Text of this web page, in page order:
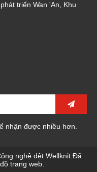
triển Wan 'An, Khu
nhận được nhiều hơn.
nghệ dệt Wellknit.Đã
trang web.